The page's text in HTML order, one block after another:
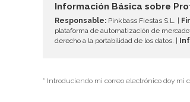
Información Básica sobre
Responsable: Pinkbass Fiestas S.L. |
plataforma de automatización de
derecho a la portabilidad de los datos. |
* Introduciendo mi correo electrónico doy